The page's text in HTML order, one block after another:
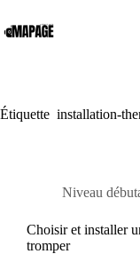
au
contenu
Étiquette installation-
Niveau
Choisir et installer
tromper